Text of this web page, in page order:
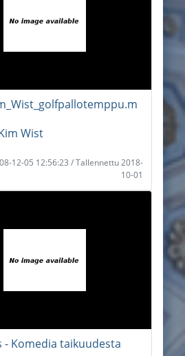
Wist
12-05 12:56:23 / Tallennettu 2018-
10-01
- Komedia taikuudesta